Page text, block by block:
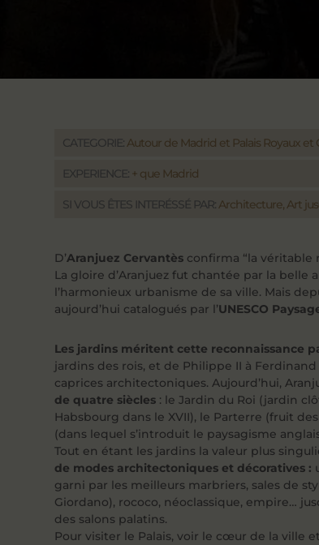
CATEGORIE:Autour de Madrid et Palais Royaux et
EXPERIENCE: + que Madrid
SI VOUS ÊTES INTERÉSSÉ PAR:Architecture, Art
D’Aranjuez Cervantès confirma “la
La gloire d’Aranjuez fut chantée par la belle
l’harmonieux urbanisme de sa ville. Mais
aujourd’hui catalogués par l’UNESCO
Les jardins méritent cette reconnaissance
jardins des rois, et de Philippe II à
caprices architectoniques. Aujourd’hui,
de quatre siècles : le Jardin du Roi (jardin
Habsbourg dans le XVII), le Parterre (fruit
(dans lequel s’introduit le paysagisme
Tout en étant les jardins la valeur plus
de modes architectoniques et décoratives :
garni par les meilleurs marbriers, sales de
Giordano), rococo, néoclassique, empire…
des salons palatins.
Pour visiter le Palais, voir le cœur de la ville